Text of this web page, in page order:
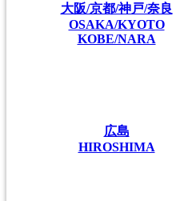
大阪/京都/神戸/奈良
OSAKA/KYOTO
KOBE/NARA
広島
HIROSHIMA